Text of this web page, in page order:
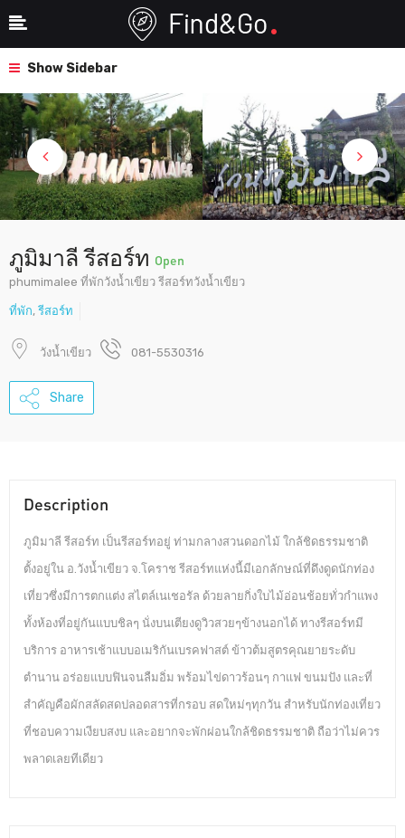
Show Sidebar
ภูมิมาลี รีสอร์ท Open
phumimalee ที่พักวังน้ำเขียว รีสอร์ทวังน้ำเขียว
ที่พัก, รีสอร์ท
วังน้ำเขียว 081-5530316
Share
Description
ภูมิมาลี รีสอร์ท เป็นรีสอร์ทอยู่ ท่ามกลางสวนดอกไม้ ใกล้ชิดธรรมชาติ
ตั้งอยู่ใน อ.วังน้ำเขียว จ.โคราช รีสอร์ทแห่งนี้มีเอกลักษณ์ที่ดึงดูดนักท่อง
เที่ยวซึ่งมีการตกแต่ง สไตล์เนเชอรัล ด้วยลายกิ่งใบไม้อ่อนช้อยทั่วกำแพง
ทั้งห้องที่อยู่กันแบบชิลๆ นั่งบนเตียงดูวิวสวยๆข้างนอกได้ ทางรีสอร์ทมี
บริการ อาหารเช้าแบบอเมริกันเบรคฟาสต์ ข้าวต้มสูตรคุณยายระดับ
ตำนาน อร่อยแบบฟินจนลืมอิ่ม พร้อมไข่ดาวร้อนๆ กาแฟ ขนมปัง และที่
สำคัญคือผักสลัดสดปลอดสารที่กรอบ สดใหม่ๆทุกวัน สำหรับนักท่องเที่ยว
ที่ชอบความเงียบสงบ และอยากจะพักผ่อนใกล้ชิดธรรมชาติ ถือว่าไม่ควร
พลาดเลยทีเดียว